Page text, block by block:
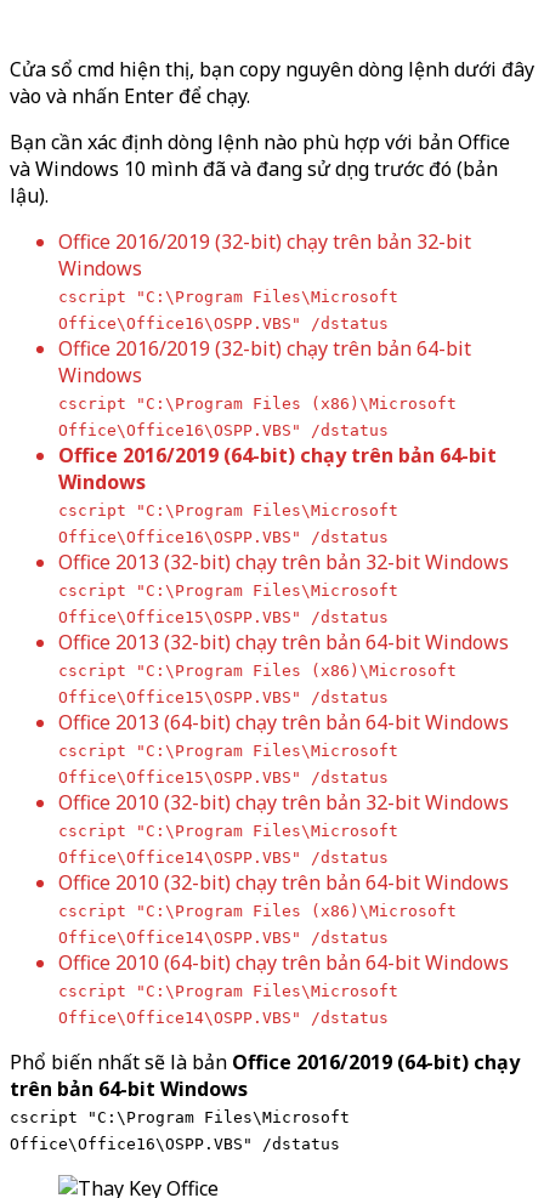
Cửa sổ cmd hiện thị, bạn copy nguyên dòng lệnh dưới đây
vào và nhấn Enter để chạy.
Bạn cần xác định dòng lệnh nào phù hợp với bản Office
và Windows 10 mình đã và đang sử dụng trước đó (bản
lậu).
Office 2016/2019 (32-bit) chạy trên bản 32-bit
Windows
cscript "C:\Program Files\Microsoft
Office\Office16\OSPP.VBS" /dstatus
Office 2016/2019 (32-bit) chạy trên bản 64-bit
Windows
cscript "C:\Program Files (x86)\Microsoft
Office\Office16\OSPP.VBS" /dstatus
Office 2016/2019 (64-bit) chạy trên bản 64-bit
Windows
cscript "C:\Program Files\Microsoft
Office\Office16\OSPP.VBS" /dstatus
Office 2013 (32-bit) chạy trên bản 32-bit Windows
cscript "C:\Program Files\Microsoft
Office\Office15\OSPP.VBS" /dstatus
Office 2013 (32-bit) chạy trên bản 64-bit Windows
cscript "C:\Program Files (x86)\Microsoft
Office\Office15\OSPP.VBS" /dstatus
Office 2013 (64-bit) chạy trên bản 64-bit Windows
cscript "C:\Program Files\Microsoft
Office\Office15\OSPP.VBS" /dstatus
Office 2010 (32-bit) chạy trên bản 32-bit Windows
cscript "C:\Program Files\Microsoft
Office\Office14\OSPP.VBS" /dstatus
Office 2010 (32-bit) chạy trên bản 64-bit Windows
cscript "C:\Program Files (x86)\Microsoft
Office\Office14\OSPP.VBS" /dstatus
Office 2010 (64-bit) chạy trên bản 64-bit Windows
cscript "C:\Program Files\Microsoft
Office\Office14\OSPP.VBS" /dstatus
Phổ biến nhất sẽ là bản Office 2016/2019 (64-bit) chạy
trên bản 64-bit Windows
cscript "C:\Program Files\Microsoft
Office\Office16\OSPP.VBS" /dstatus